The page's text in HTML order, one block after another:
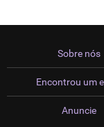
Sobre nós
Encontrou um
Anuncie